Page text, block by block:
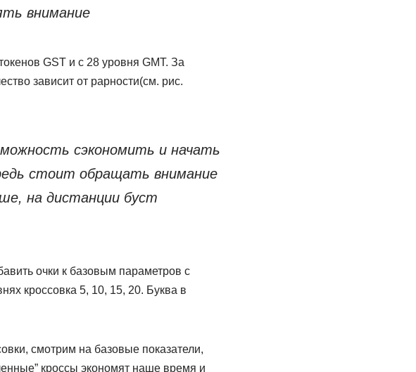
внимание
GST и c 28 уровня GMT. За
зависит от рарности(см. рис.
сэкономить и начать
стоит обращать внимание
на дистанции буст
очки к базовым параметров с
кроссовка 5, 10, 15, 20. Буква в
смотрим на базовые показатели,
кроссы экономят наше время и